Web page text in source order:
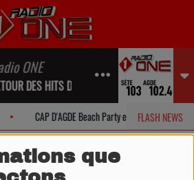
que
ONE
DES HITS DANS UN INSTANT...
FLASH NEWS
CAP D'AGDE Beach Party et Eclipse Solaire